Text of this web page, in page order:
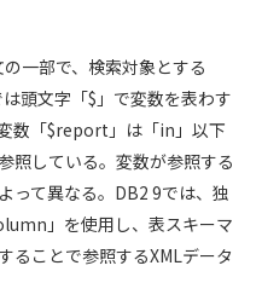
一部で、検索対象とする
頭文字「$」で変数を表わす
数「$report」は「in」以下
照している。変数が参照する
って異なる。DB2 9では、独
」を使用し、表スキーマ
ることで参照するXMLデータ